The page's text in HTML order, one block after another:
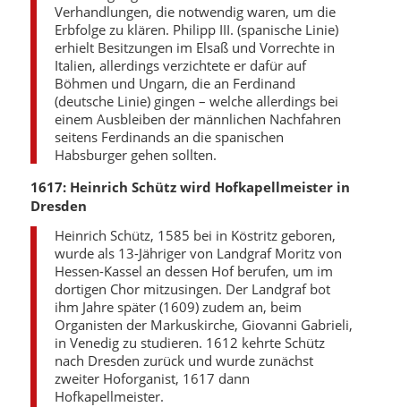
Verhandlungen, die notwendig waren, um die
Erbfolge zu klären. Philipp III. (spanische Linie)
erhielt Besitzungen im Elsaß und Vorrechte in
Italien, allerdings verzichtete er dafür auf
Böhmen und Ungarn, die an Ferdinand
(deutsche Linie) gingen – welche allerdings bei
einem Ausbleiben der männlichen Nachfahren
seitens Ferdinands an die spanischen
Habsburger gehen sollten.
1617: Heinrich Schütz wird Hofkapellmeister in
Dresden
Heinrich Schütz, 1585 bei in Köstritz geboren,
wurde als 13-Jähriger von Landgraf Moritz von
Hessen-Kassel an dessen Hof berufen, um im
dortigen Chor mitzusingen. Der Landgraf bot
ihm Jahre später (1609) zudem an, beim
Organisten der Markuskirche, Giovanni Gabrieli,
in Venedig zu studieren. 1612 kehrte Schütz
nach Dresden zurück und wurde zunächst
zweiter Hoforganist, 1617 dann
Hofkapellmeister.